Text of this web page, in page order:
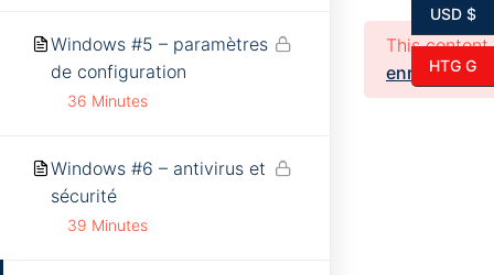
Windows #5 – paramètres
de configuration
36 Minutes
Windows #6 – antivirus et
sécurité
39 Minutes
This
enrollin the
© 2026 edikeyo. All rights reserved.
USD $
HTG G